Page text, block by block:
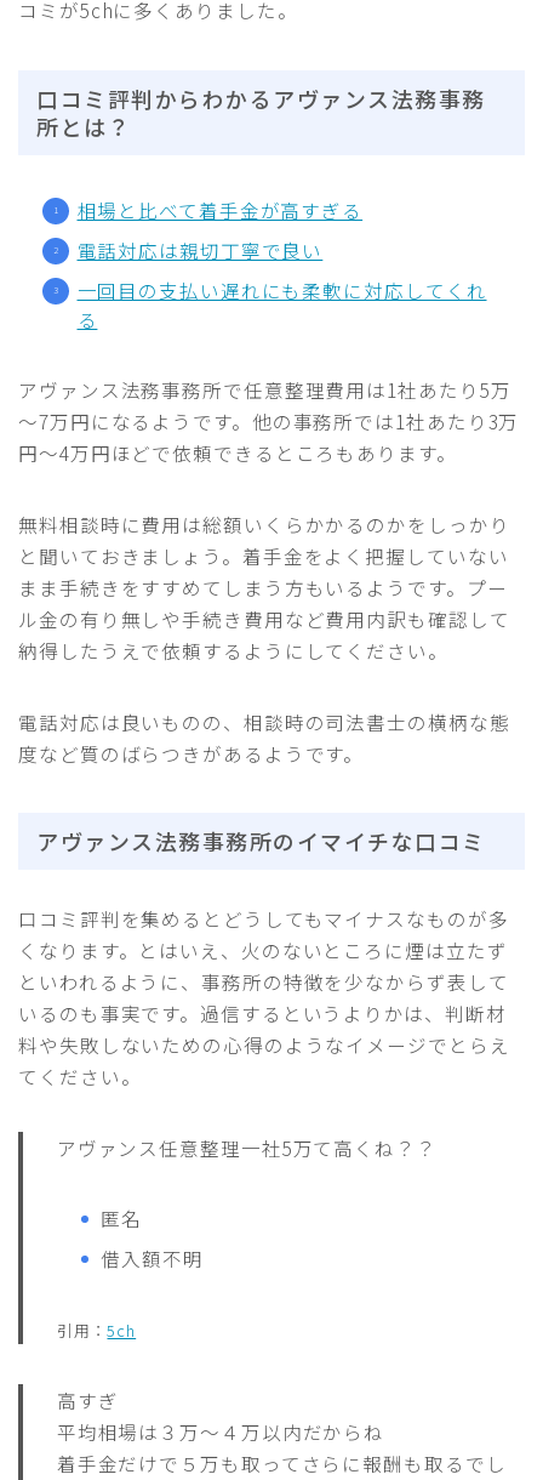
コミが5chに多くありました。
口コミ評判からわかるアヴァンス法務事務
所とは？
相場と比べて着手金が高すぎる
電話対応は親切丁寧で良い
一回目の支払い遅れにも柔軟に対応してくれ
る
アヴァンス法務事務所で任意整理費用は1社あたり5万
～7万円になるようです。他の事務所では1社あたり3万
円～4万円ほどで依頼できるところもあります。
無料相談時に費用は総額いくらかかるのかをしっかり
と聞いておきましょう。着手金をよく把握していない
まま手続きをすすめてしまう方もいるようです。プー
ル金の有り無しや手続き費用など費用内訳も確認して
納得したうえで依頼するようにしてください。
電話対応は良いものの、相談時の司法書士の横柄な態
度など質のばらつきがあるようです。
アヴァンス法務事務所のイマイチな口コミ
口コミ評判を集めるとどうしてもマイナスなものが多
くなります。とはいえ、火のないところに煙は立たず
といわれるように、事務所の特徴を少なからず表して
いるのも事実です。過信するというよりかは、判断材
料や失敗しないための心得のようなイメージでとらえ
てください。
アヴァンス任意整理一社5万て高くね？？
匿名
借入額不明
引用：5ch
高すぎ
平均相場は３万～４万以内だからね
着手金だけで５万も取ってさらに報酬も取るでし